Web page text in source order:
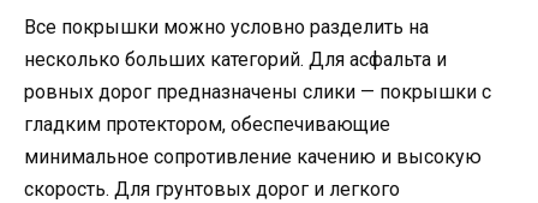
Все покрышки можно условно разделить на
несколько больших категорий. Для асфальта и
ровных дорог предназначены слики — покрышки с
гладким протектором, обеспечивающие
минимальное сопротивление качению и высокую
скорость. Для грунтовых дорог и легкого